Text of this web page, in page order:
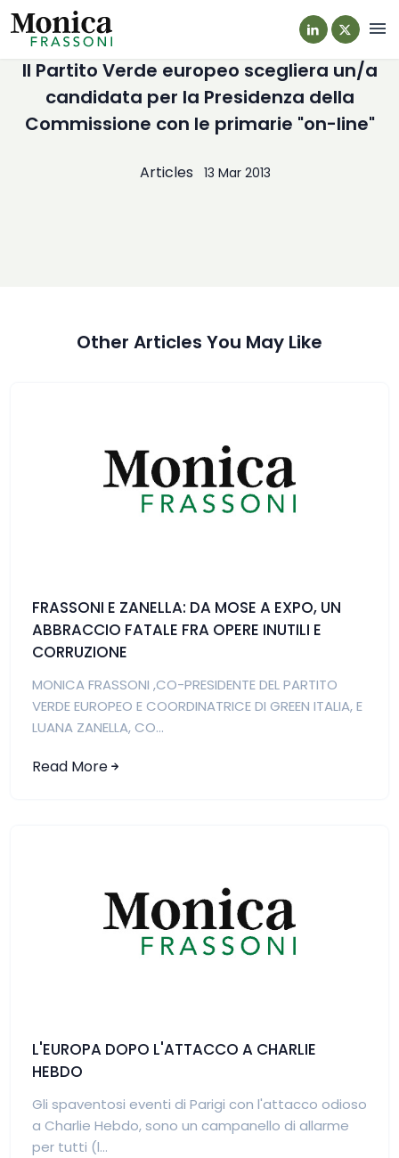
Il Partito Verde europeo scegliera un/a
candidata per la Presidenza della
Commissione con le primarie "on-line"
Articles 13 Mar 2013
Other Articles You May Like
FRASSONI E ZANELLA: DA MOSE A EXPO, UN
ABBRACCIO FATALE FRA OPERE INUTILI E
CORRUZIONE
MONICA FRASSONI ,CO-PRESIDENTE DEL PARTITO
VERDE EUROPEO E COORDINATRICE DI GREEN ITALIA, E
LUANA ZANELLA, CO...
Read More
L'EUROPA DOPO L'ATTACCO A CHARLIE
HEBDO
Gli spaventosi eventi di Parigi con l'attacco odioso
a Charlie Hebdo, sono un campanello di allarme
per tutti (l...